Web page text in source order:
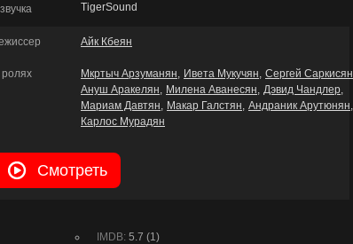
TigerSound
Айк Кбеян
ролях Мкртыч Арзуманян Ивета Мукучян Сергей Саркисян
Ануш Аракелян
Милена Аванесян Дэвид Чандлер
Мариам Давтян
Макар Галстян Андраник Арутюнян
Карлос Мурадян
Смотреть
IMDB:5.7 (1)